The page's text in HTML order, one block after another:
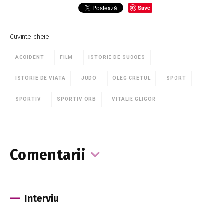
Save
Cuvinte cheie:
ACCIDENT FILM ISTORIE DE SUCCES
ISTORIE DE VIATA JUDO OLEG CRETUL SPORT
SPORTIV SPORTIV ORB VITALIE GLIGOR
Comentarii
Interviu